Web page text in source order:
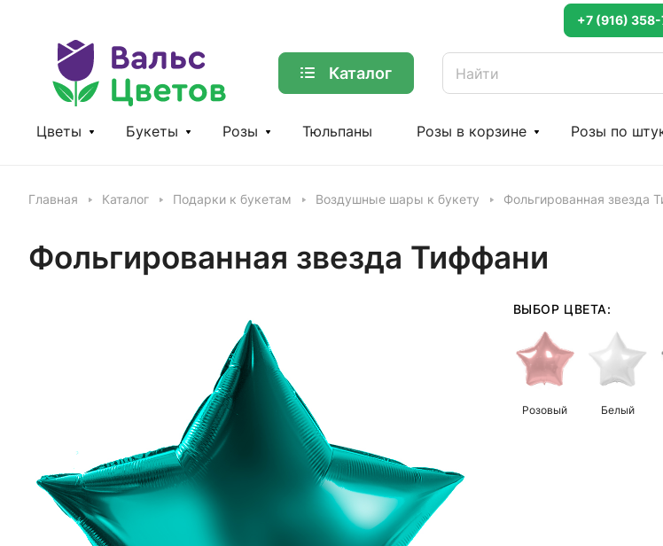
+7 (916)
Каталог
Цветы Букеты Розы Тюльпаны Розы в корзине Розы по
Главная Каталог Подарки к букетам Воздушные шары к букету Фольгированная звезда
Фольгированная звезда Тиффани
ВЫБОР ЦВЕТА:
Розовый Белый